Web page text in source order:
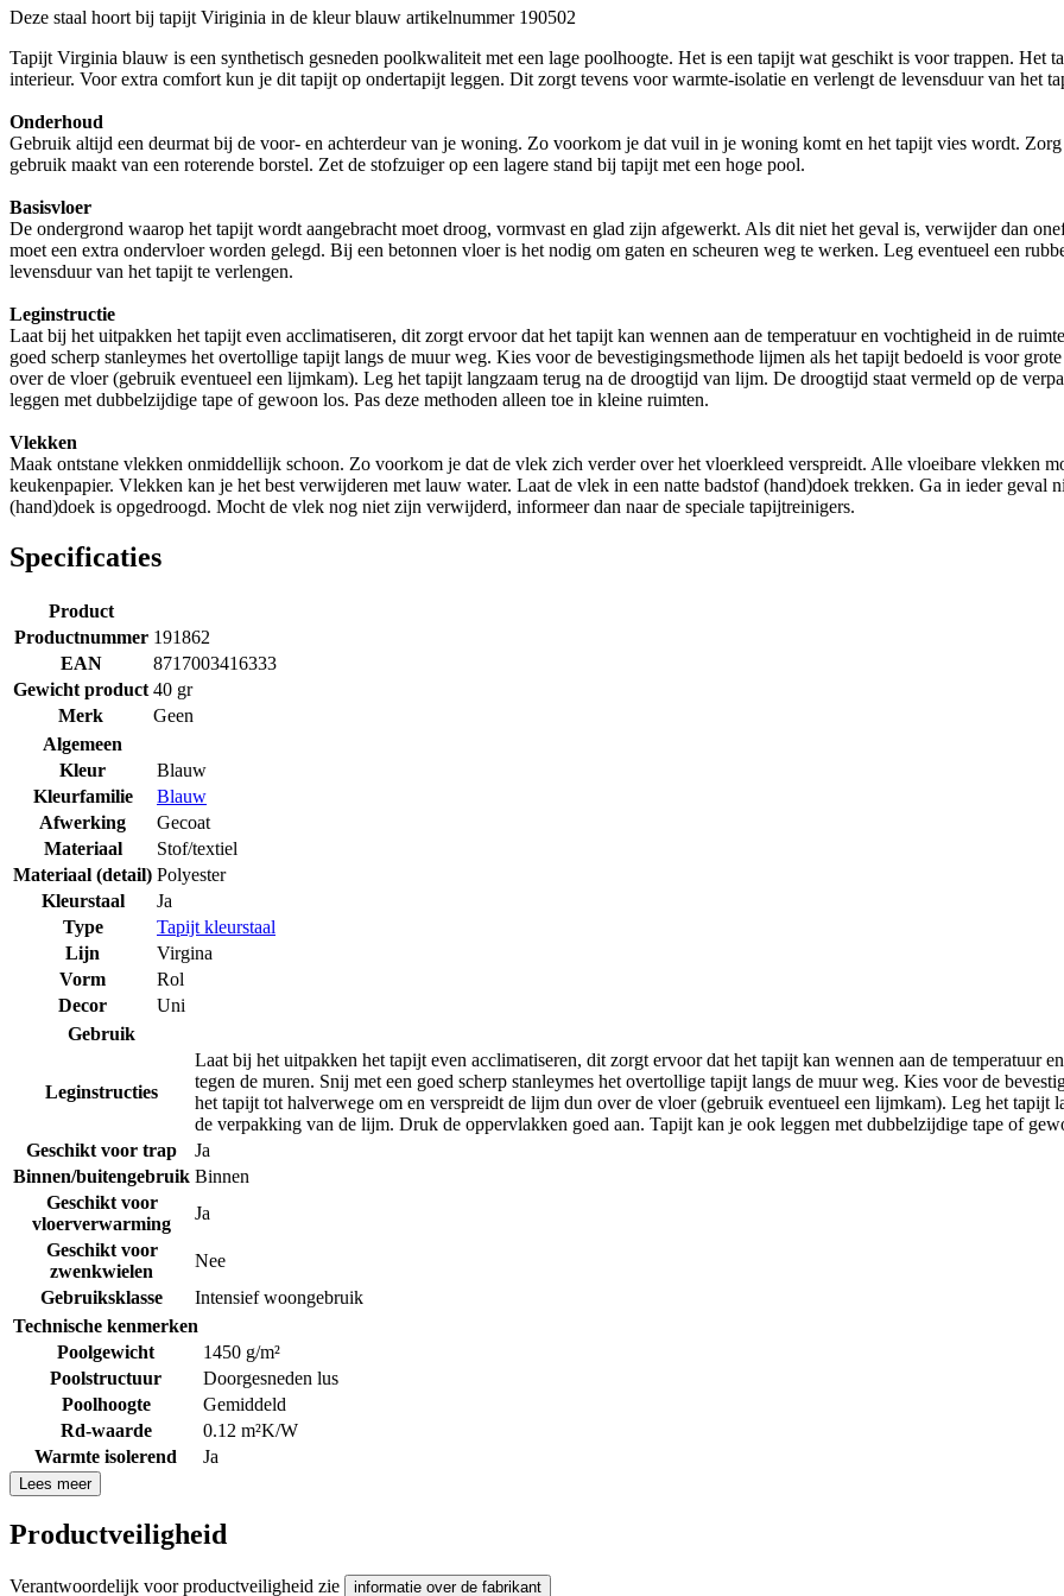
Deze staal hoort bij tapijt Viriginia in de kleur blauw artikelnummer 190502
Tapijt Virginia blauw is een synthetisch gesneden poolkwaliteit met een lage poolhoogte. Het is een tapijt wat geschikt is voor trappen. Het
interieur. Voor extra comfort kun je dit tapijt op ondertapijt leggen. Dit zorgt tevens voor warmte-isolatie en verlengt de levensduur van het
Onderhoud
Gebruik altijd een deurmat bij de voor- en achterdeur van je woning. Zo voorkom je dat vuil in je woning komt en het tapijt vies wordt.
gebruik maakt van een roterende borstel. Zet de stofzuiger op een lagere stand bij tapijt met een hoge pool.
Basisvloer
De ondergrond waarop het tapijt wordt aangebracht moet droog, vormvast en glad zijn afgewerkt. Als dit niet het geval is, verwijder dan
moet een extra ondervloer worden gelegd. Bij een betonnen vloer is het nodig om gaten en scheuren weg te werken. Leg eventueel een
levensduur van het tapijt te verlengen.
Leginstructie
Laat bij het uitpakken het tapijt even acclimatiseren, dit zorgt ervoor dat het tapijt kan wennen aan de temperatuur en vochtigheid in de
goed scherp stanleymes het overtollige tapijt langs de muur weg. Kies voor de bevestigingsmethode lijmen als het tapijt bedoeld is voor
over de vloer (gebruik eventueel een lijmkam). Leg het tapijt langzaam terug na de droogtijd van lijm. De droogtijd staat vermeld op de
leggen met dubbelzijdige tape of gewoon los. Pas deze methoden alleen toe in kleine ruimten.
Vlekken
Maak ontstane vlekken onmiddellijk schoon. Zo voorkom je dat de vlek zich verder over het vloerkleed verspreidt. Alle vloeibare vlekken
keukenpapier. Vlekken kan je het best verwijderen met lauw water. Laat de vlek in een natte badstof (hand)doek trekken. Ga in ieder geval
(hand)doek is opgedroogd. Mocht de vlek nog niet zijn verwijderd, informeer dan naar de speciale tapijtreinigers.
Specificaties
Product
Productnummer 191862
EAN
8717003416333
Gewicht product 40 gr
Merk
Geen
Algemeen
Kleur
Blauw
Kleurfamilie
Blauw
Afwerking
Gecoat
Materiaal
Stof/textiel
Materiaal (detail) Polyester
Kleurstaal
Ja
Type
Tapijt kleurstaal
Lijn
Virgina
Vorm
Rol
Decor
Uni
Gebruik
Leginstructies
Laat bij het uitpakken het tapijt even acclimatiseren, dit zorgt ervoor dat het tapijt kan wennen aan de temperatuur
tegen de muren. Snij met een goed scherp stanleymes het overtollige tapijt langs de muur weg. Kies voor de
het tapijt tot halverwege om en verspreidt de lijm dun over de vloer (gebruik eventueel een lijmkam). Leg het
de verpakking van de lijm. Druk de oppervlakken goed aan. Tapijt kan je ook leggen met dubbelzijdige tape of
Geschikt voor trap
Ja
Binnen/buitengebruik Binnen
Geschikt voor
vloerverwarming
Ja
Geschikt voor
zwenkwielen
Nee
Gebruiksklasse
Intensief woongebruik
Technische kenmerken
Poolgewicht
1450 g/m²
Poolstructuur
Doorgesneden lus
Poolhoogte
Gemiddeld
Rd-waarde
0.12 m²K/W
Warmte isolerend
Ja
Lees meer
Productveiligheid
Verantwoordelijk voor productveiligheid zie informatie over de fabrikant